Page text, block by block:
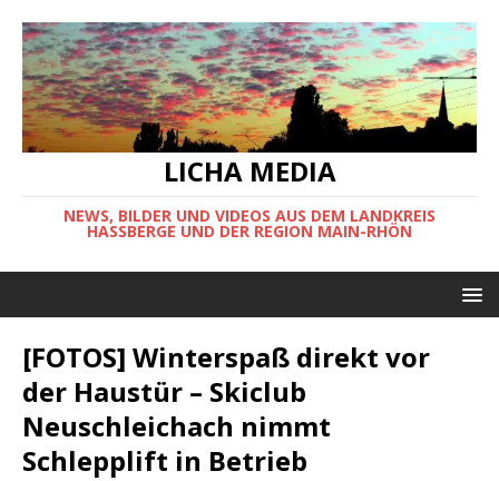
LICHA MEDIA
NEWS, BILDER UND VIDEOS AUS DEM LANDKREIS
HASSBERGE UND DER REGION MAIN-RHÖN
[FOTOS] Winterspaß direkt vor
der Haustür – Skiclub
Neuschleichach nimmt
Schlepplift in Betrieb